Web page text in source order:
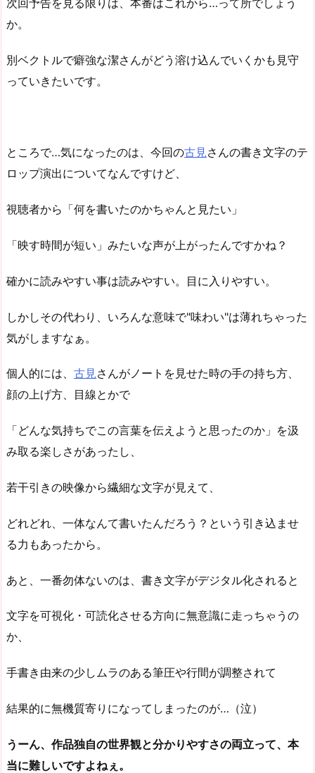
か。
別ベクトルで癖強な潔さんがどう溶け込んでいくかも見守
っていきたいです。
ところで…気になったのは、今回の古見さんの書き文字のテ
ロップ演出についてなんですけど、
視聴者から「何を書いたのかちゃんと見たい」
「映す時間が短い」みたいな声が上がったんですかね？
確かに読みやすい事は読みやすい。目に入りやすい。
しかしその代わり、いろんな意味で"味わい"は薄れちゃった
気がしますなぁ。
個人的には、 古見さんがノートを見せた時の手の持ち方、
顔の上げ方、目線とかで
「どんな気持ちでこの言葉を伝えようと思ったのか」を汲
み取る楽しさがあったし、
若干引きの映像から繊細な文字が見えて、
どれどれ、一体なんて書いたんだろう？という引き込ませ
る力もあったから。
あと、一番勿体ないのは、書き文字がデジタル化されると
文字を可視化・可読化させる方向に無意識に走っちゃうの
か、
手書き由来の少しムラのある筆圧や行間が調整されて
結果的に無機質寄りになってしまったのが…（泣）
うーん、作品独自の世界観と分かりやすさの両立って、本
当に難しいですよねぇ。